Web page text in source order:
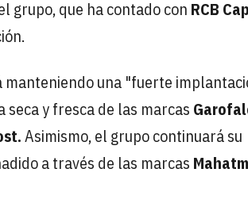
grupo, que ha contado con RCB
manteniendo una "fuerte
seca y fresca de las marcas
Asimismo, el grupo continuará su
a través de las marcas